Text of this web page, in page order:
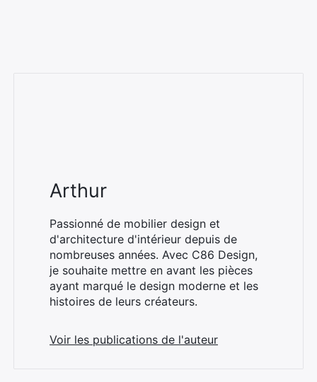
Arthur
Passionné de mobilier design et
d'architecture d'intérieur depuis de
nombreuses années. Avec C86 Design,
je souhaite mettre en avant les pièces
ayant marqué le design moderne et les
histoires de leurs créateurs.
Voir les publications de l'auteur